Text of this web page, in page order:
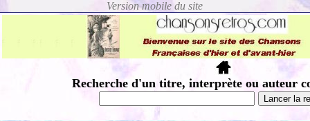
Recherche d'un titre, interprète ou auteur